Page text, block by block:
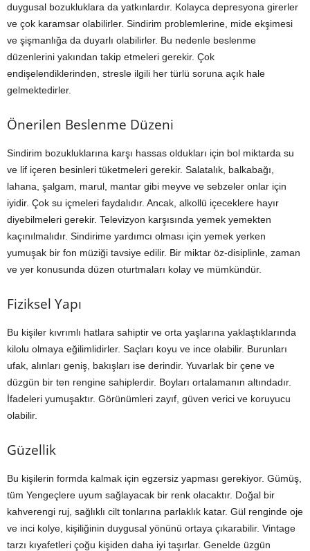
duygusal bozukluklara da yatkınlardır. Kolayca depresyona girerler
ve çok karamsar olabilirler. Sindirim problemlerine, mide ekşimesi
ve şişmanlığa da duyarlı olabilirler. Bu nedenle beslenme
düzenlerini yakından takip etmeleri gerekir. Çok
endişelendiklerinden, stresle ilgili her türlü soruna açık hale
gelmektedirler.
Önerilen Beslenme Düzeni
Sindirim bozukluklarına karşı hassas oldukları için bol miktarda su
ve lif içeren besinleri tüketmeleri gerekir. Salatalık, balkabağı,
lahana, şalgam, marul, mantar gibi meyve ve sebzeler onlar için
iyidir. Çok su içmeleri faydalıdır. Ancak, alkollü içeceklere hayır
diyebilmeleri gerekir. Televizyon karşısında yemek yemekten
kaçınılmalıdır. Sindirime yardımcı olması için yemek yerken
yumuşak bir fon müziği tavsiye edilir. Bir miktar öz-disiplinle, zaman
ve yer konusunda düzen oturtmaları kolay ve mümkündür.
Fiziksel Yapı
Bu kişiler kıvrımlı hatlara sahiptir ve orta yaşlarına yaklaştıklarında
kilolu olmaya eğilimlidirler. Saçları koyu ve ince olabilir. Burunları
ufak, alınları geniş, bakışları ise derindir. Yuvarlak bir çene ve
düzgün bir ten rengine sahiplerdir. Boyları ortalamanın altındadır.
İfadeleri yumuşaktır. Görünümleri zayıf, güven verici ve koruyucu
olabilir.
Güzellik
Bu kişilerin formda kalmak için egzersiz yapması gerekiyor. Gümüş,
tüm Yengeçlere uyum sağlayacak bir renk olacaktır. Doğal bir
kahverengi ruj, sağlıklı cilt tonlarına parlaklık katar. Gül renginde oje
ve inci kolye, kişiliğinin duygusal yönünü ortaya çıkarabilir. Vintage
tarzı kıyafetleri çoğu kişiden daha iyi taşırlar. Genelde üzgün ​​